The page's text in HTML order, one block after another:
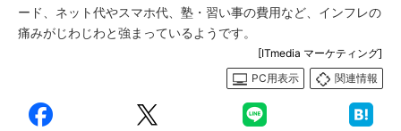
ード、ネット代やスマホ代、塾・習い事の費用など、インフレの
痛みがじわじわと強まっているようです。
[ITmedia マーケティング]
PC用表示
関連情報